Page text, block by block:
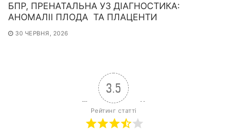
БПР, ПРЕНАТАЛЬНА УЗ ДІАГНОСТИКА:
АНОМАЛІІ ПЛОДА ТА ПЛАЦЕНТИ
30 ЧЕРВНЯ, 2026
3.5
Рейтинг статті